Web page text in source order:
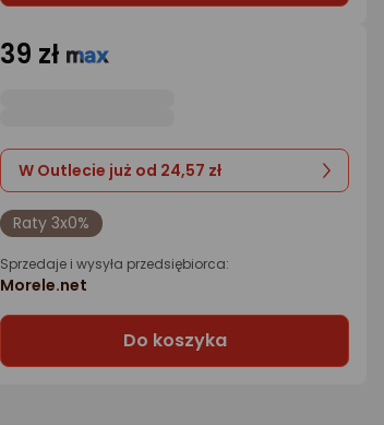
39 zł
Raty 3x0%
W Outlecie już od 24,57 zł
Sprzedaje i wysyła przedsiębiorca:
Morele.net
Do koszyka